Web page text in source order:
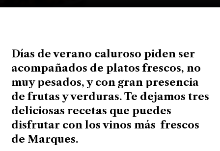
Días de verano caluroso piden ser
acompañados de platos frescos, no
muy pesados, y con gran presencia
de frutas y verduras. Te dejamos tres
deliciosas recetas que puedes
disfrutar con los vinos más frescos
de Marques.